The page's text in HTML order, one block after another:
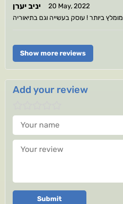
יניב יערן
20 May, 2022
מומלץ ביותר ! עוסק בעשייה וגם בתיאוריה
Show more reviews
Add your review
Your name
Your review
Submit